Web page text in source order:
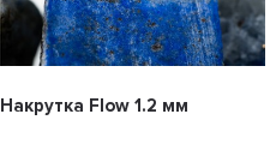
Накрутка Flow 1.2 мм